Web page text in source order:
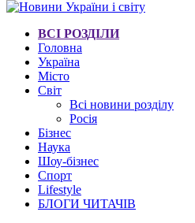
ВСІ РОЗДІЛИ
Головна
Україна
Місто
Світ
Всі новини розділу
Росія
Бізнес
Наука
Шоу-бізнес
Спорт
Lifestyle
БЛОГИ ЧИТАЧІВ